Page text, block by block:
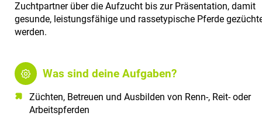
Zuchtpartner über die Aufzucht bis zur Präsentation, damit
gesunde, leistungsfähige und rassetypische Pferde
werden.
Was sind deine Aufgaben?
Züchten, Betreuen und Ausbilden von Renn-, Reit- oder
Arbeitspferden